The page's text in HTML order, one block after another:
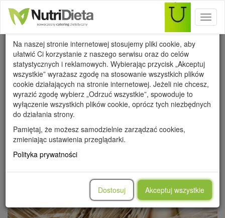
WSZYSTKIE PRZEPISY PORADY
METAMORFOZY
WARTOŚCI ODŻYWCZE
Wykorzystanie cookies
Na naszej stronie internetowej stosujemy pliki cookie, aby
ułatwić Ci korzystanie z naszego serwisu oraz do celów
statystycznych i reklamowych. Wybierając przycisk „Akceptuj
wszystkie” wyrażasz zgodę na stosowanie wszystkich plików
cookie działających na stronie internetowej. Jeżeli nie chcesz,
wyrazić zgodę wybierz „Odrzuć wszystkie”, spowoduje to
wyłączenie wszystkich plików cookie, oprócz tych niezbędnych
do działania strony.
Pamiętaj, że możesz samodzielnie zarządzać cookies,
zmieniając ustawienia przeglądarki.
Polityka prywatności
Dostosuj Akceptuj wszystkie